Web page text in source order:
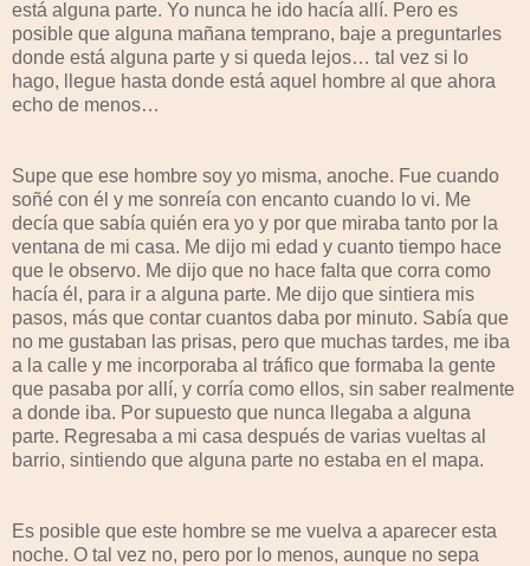
está alguna parte. Yo nunca he ido hacía allí. Pero es
posible que alguna mañana temprano, baje a preguntarles
donde está alguna parte y si queda lejos… tal vez si lo
hago, llegue hasta donde está aquel hombre al que ahora
echo de menos…
Supe que ese hombre soy yo misma, anoche. Fue cuando
soñé con él y me sonreía con encanto cuando lo vi. Me
decía que sabía quién era yo y por que miraba tanto por la
ventana de mi casa. Me dijo mi edad y cuanto tiempo hace
que le observo. Me dijo que no hace falta que corra como
hacía él, para ir a alguna parte. Me dijo que sintiera mis
pasos, más que contar cuantos daba por minuto. Sabía que
no me gustaban las prisas, pero que muchas tardes, me iba
a la calle y me incorporaba al tráfico que formaba la gente
que pasaba por allí, y corría como ellos, sin saber realmente
a donde iba. Por supuesto que nunca llegaba a alguna
parte. Regresaba a mi casa después de varias vueltas al
barrio, sintiendo que alguna parte no estaba en el mapa.
Es posible que este hombre se me vuelva a aparecer esta
noche. O tal vez no, pero por lo menos, aunque no sepa